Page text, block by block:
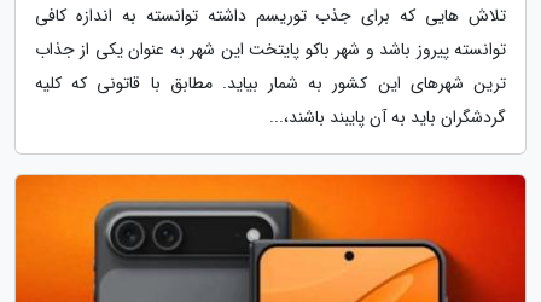
تلاش هایی که برای جذب توریسم داشته توانسته به اندازه کافی
توانسته پیروز باشد و شهر باکو پایتخت این شهر به عنوان یکی از جذاب
ترین شهرهای این کشور به شمار بیاید. مطابق با قاتونی که کلیه
گردشگران باید به آن پایبند باشند،...